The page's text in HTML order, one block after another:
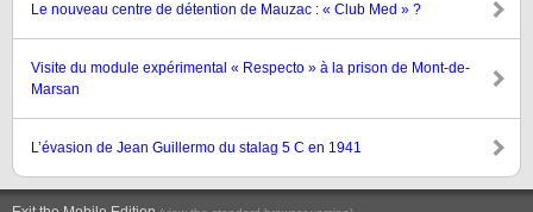
Le nouveau centre de détention de Mauzac : « Club Med » ?
Visite du module expérimental « Respecto » à la prison de Mont-de-
Marsan
L’évasion de Jean Guillermo du stalag 5 C en 1941